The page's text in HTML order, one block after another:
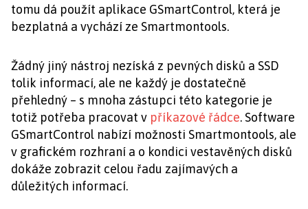
tomu dá použít aplikace GSmartControl, která je
bezplatná a vychází ze Smartmontools.
Žádný jiný nástroj nezíská z pevných disků a SSD
tolik informací, ale ne každý je dostatečně
přehledný – s mnoha zástupci této kategorie je
totiž potřeba pracovat v příkazové řádce. Software
GSmartControl nabízí možnosti Smartmontools, ale
v grafickém rozhraní a o kondici vestavěných disků
dokáže zobrazit celou řadu zajímavých a
důležitých informací.